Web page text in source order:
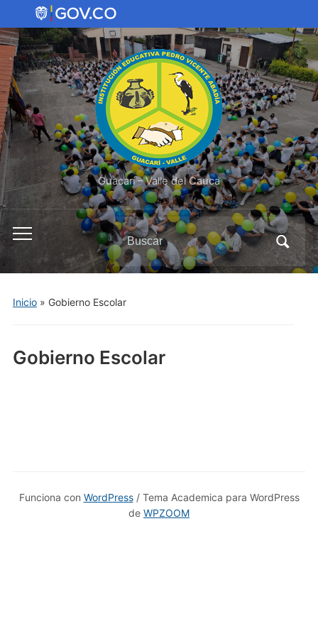
Guacarí – Valle del Cauca
Alternar
menú
móvil
Buscar:
Inicio» Gobierno Escolar
Gobierno Escolar
Funciona con WordPress/ Tema Academica para WordPress
de WPZOOM